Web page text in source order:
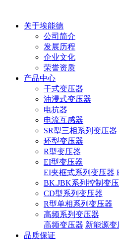
关于埃能德
公司简介
发展历程
企业文化
荣誉资质
产品中心
干式变压器
油浸式变压器
电抗器
电流互感器
SR型三相系列变压器
环型变压器
R型变压器
EI型变压器
EI夹框式系列变压器
BK.JBK系列控制变
CD型系列变压器
R型单相系列变压器
高频系列变压器
高频变压器 新能源变
品质保证